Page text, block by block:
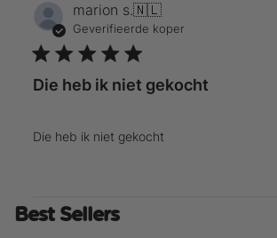
marion s.🇳🇱
Geverifieerde koper
Die heb ik niet gekocht
Die heb ik niet gekocht
Best Sellers